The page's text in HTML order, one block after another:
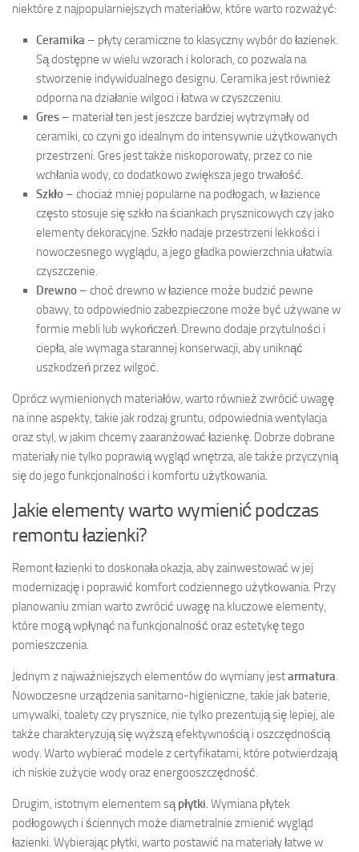
niektóre z najpopularniejszych materiałów, które warto rozważyć:
Ceramika – płyty ceramiczne to klasyczny wybór do łazienek.
Są dostępne w wielu wzorach i kolorach, co pozwala na
stworzenie indywidualnego designu. Ceramika jest również
odporna na działanie wilgoci i łatwa w czyszczeniu.
Gres – materiał ten jest jeszcze bardziej wytrzymały od
ceramiki, co czyni go idealnym do intensywnie użytkowanych
przestrzeni. Gres jest także niskoporowaty, przez co nie
wchłania wody, co dodatkowo zwiększa jego trwałość.
Szkło – chociaż mniej popularne na podłogach, w łazience
często stosuje się szkło na ściankach prysznicowych czy jako
elementy dekoracyjne. Szkło nadaje przestrzeni lekkości i
nowoczesnego wyglądu, a jego gładka powierzchnia ułatwia
czyszczenie.
Drewno – choć drewno w łazience może budzić pewne
obawy, to odpowiednio zabezpieczone może być używane w
formie mebli lub wykończeń. Drewno dodaje przytulności i
ciepła, ale wymaga starannej konserwacji, aby uniknąć
uszkodzeń przez wilgoć.
Oprócz wymienionych materiałów, warto również zwrócić uwagę
na inne aspekty, takie jak rodzaj gruntu, odpowiednia wentylacja
oraz styl, w jakim chcemy zaaranżować łazienkę. Dobrze dobrane
materiały nie tylko poprawią wygląd wnętrza, ale także przyczynią
się do jego funkcjonalności i komfortu użytkowania.
Jakie elementy warto wymienić podczas
remontu łazienki?
Remont łazienki to doskonała okazja, aby zainwestować w jej
modernizację i poprawić komfort codziennego użytkowania. Przy
planowaniu zmian warto zwrócić uwagę na kluczowe elementy,
które mogą wpłynąć na funkcjonalność oraz estetykę tego
pomieszczenia.
Jednym z najważniejszych elementów do wymiany jestarmatura
Nowoczesne urządzenia sanitarno-higieniczne, takie jak baterie,
umywalki, toalety czy prysznice, nie tylko prezentują się lepiej, ale
także charakteryzują się wyższą efektywnością i oszczędnością
wody. Warto wybierać modele z certyfikatami, które potwierdzają
ich niskie zużycie wody oraz energooszczędność.
Drugim, istotnym elementem są płytki . Wymiana płytek
podłogowych i ściennych może diametralnie zmienić wygląd
łazienki. Wybierając płytki, warto postawić na materiały łatwe w